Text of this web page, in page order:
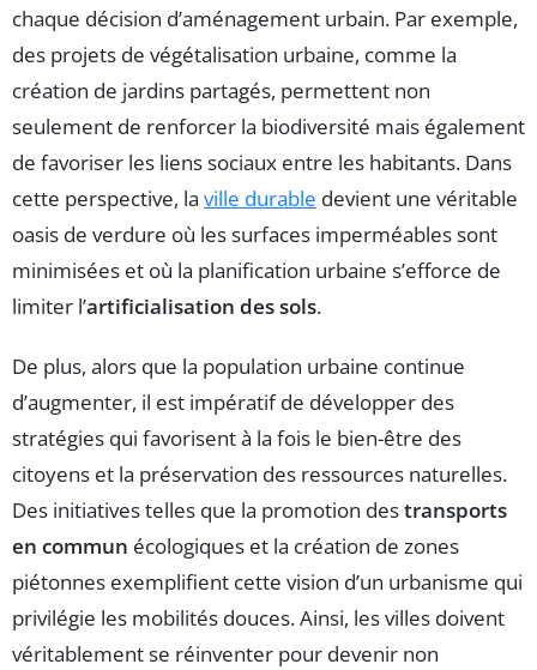
chaque décision d’aménagement urbain. Par exemple,
des projets de végétalisation urbaine, comme la
création de jardins partagés, permettent non
seulement de renforcer la biodiversité mais également
de favoriser les liens sociaux entre les habitants. Dans
cette perspective, la ville durable devient une véritable
oasis de verdure où les surfaces imperméables sont
minimisées et où la planification urbaine s’efforce de
limiter l’artificialisation des sols.
De plus, alors que la population urbaine continue
d’augmenter, il est impératif de développer des
stratégies qui favorisent à la fois le bien-être des
citoyens et la préservation des ressources naturelles.
Des initiatives telles que la promotion destransports
en commun écologiques et la création de zones
piétonnes exemplifient cette vision d’un urbanisme qui
privilégie les mobilités douces. Ainsi, les villes doivent
véritablement se réinventer pour devenir non